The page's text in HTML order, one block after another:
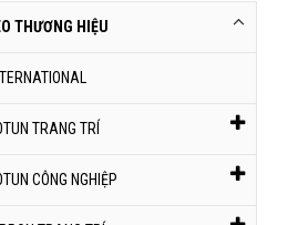
THƯƠNG HIỆU
TRANG TRÍ
CÔNG NGHIỆP